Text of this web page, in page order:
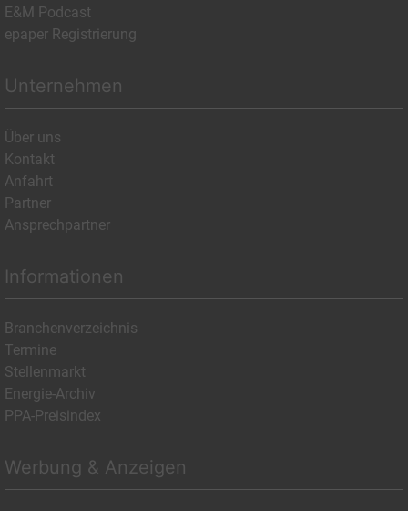
E&M Podcast
epaper Registrierung
Unternehmen
Über uns
Kontakt
Anfahrt
Partner
Ansprechpartner
Informationen
Branchenverzeichnis
Termine
Stellenmarkt
Energie-Archiv
PPA-Preisindex
Werbung & Anzeigen